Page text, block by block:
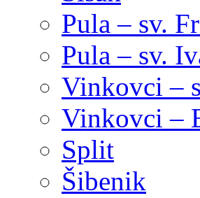
Pula – sv.
Pula – sv.
Vinkovci –
Vinkovci –
Split
Šibenik